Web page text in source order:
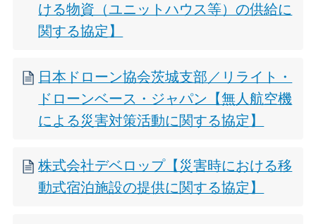
ける物資（ユニットハウス等）の供給に
関する協定】
日本ドローン協会茨城支部／リライト・
ドローンベース・ジャパン【無人航空機
による災害対策活動に関する協定】
株式会社デベロップ【災害時における移
動式宿泊施設の提供に関する協定】